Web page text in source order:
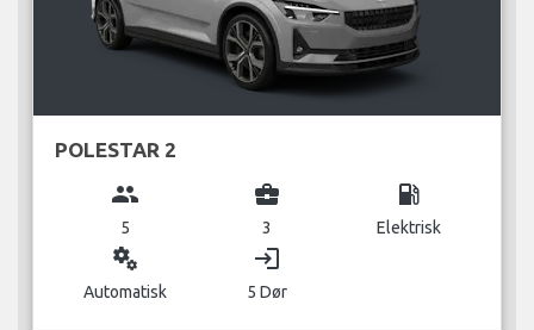
POLESTAR 2
group
5
business_center
3
local_gas_station
Elektrisk
miscellaneous_services
Automatisk
login
5 Dør